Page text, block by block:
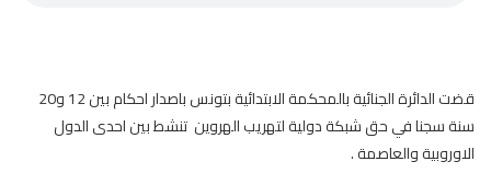
سنة سجنا في حق شبكة دولية لتهريب الهروين تنشط بين احدى الدول
الاوروبية والعاصمة .